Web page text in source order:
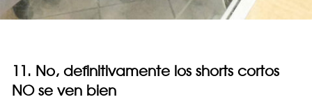
11. No, definitivamente los shorts cortos
NO se ven bien